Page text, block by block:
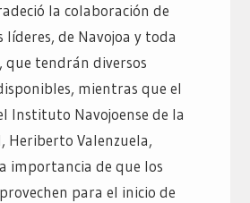
la colaboración de
líderes, de Navojoa y toda
que tendrán diversos
mientras que el
Instituto Navojoense de la
Heriberto Valenzuela,
importancia de que los
para el inicio de